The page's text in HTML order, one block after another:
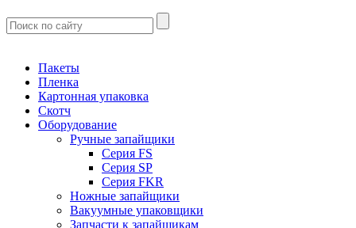
Пакеты
Пленка
Картонная упаковка
Скотч
Оборудование
Ручные запайщики
Серия FS
Серия SP
Серия FKR
Ножные запайщики
Вакуумные упаковщики
Запчасти к запайщикам